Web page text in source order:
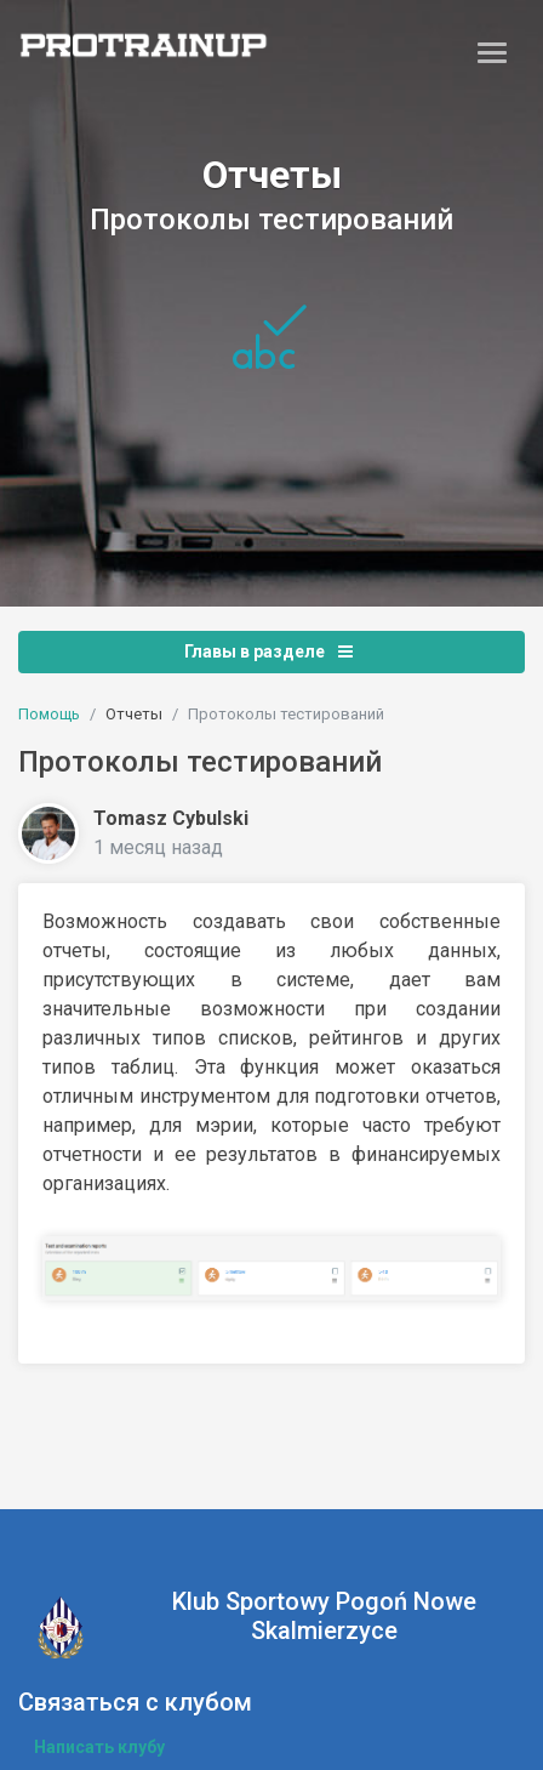
Отчеты
Протоколы тестирований
Главы в разделе
Помощь Отчеты Протоколы тестирований
Протоколы тестирований
Tomasz Cybulski
1 месяц назад
Возможность создавать свои собственные
отчеты, состоящие из любых данных,
присутствующих в системе, дает вам
значительные возможности при создании
различных типов списков, рейтингов и других
типов таблиц. Эта функция может оказаться
отличным инструментом для подготовки отчетов,
например, для мэрии, которые часто требуют
отчетности и ее результатов в финансируемых
организациях.
Klub Sportowy Pogoń Nowe
Skalmierzyce
Связаться с клубом
Написать клубу